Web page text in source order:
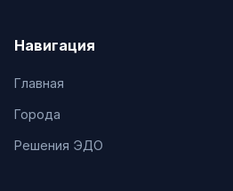
Навигация
Главная
Города
Решения ЭДО